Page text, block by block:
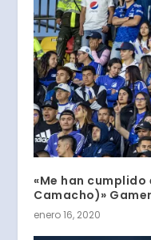
«Me han
Camacho)»
enero 16, 2020